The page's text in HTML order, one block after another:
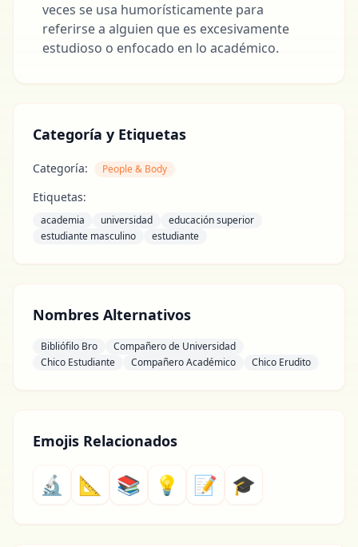
veces se usa humorísticamente para
referirse a alguien que es excesivamente
estudioso o enfocado en lo académico.
Categoría y Etiquetas
Categoría: People & Body
Etiquetas:
academia universidad
educación superior
estudiante masculino
estudiante
Nombres Alternativos
Bibliófilo Bro
Compañero de Universidad
Chico Estudiante
Compañero Académico Chico Erudito
Emojis Relacionados
🔬 📐 📚 💡 📝 🎓